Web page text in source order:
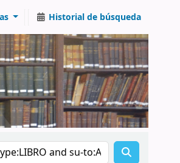
Historial de búsqueda